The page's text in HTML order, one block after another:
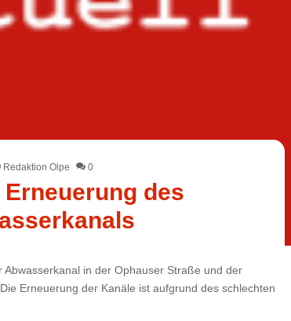
Redaktion Olpe 0
des
in der Ophauser Straße und der
Erneuerung der Kanäle ist aufgrund des schlechten